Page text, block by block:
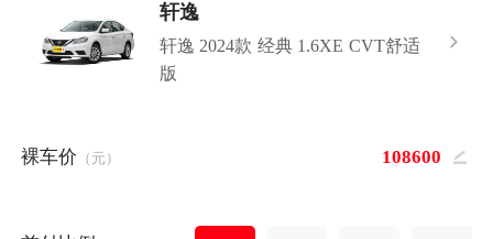
轩逸
轩逸 2024款 经典 1.6XE CVT舒适
版
裸车价 （元）